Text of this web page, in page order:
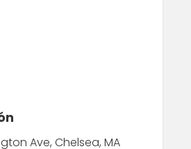
Ave, Chelsea, MA